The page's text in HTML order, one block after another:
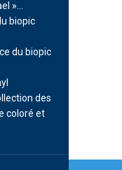
»…
biopic
du biopic
des
coloré et